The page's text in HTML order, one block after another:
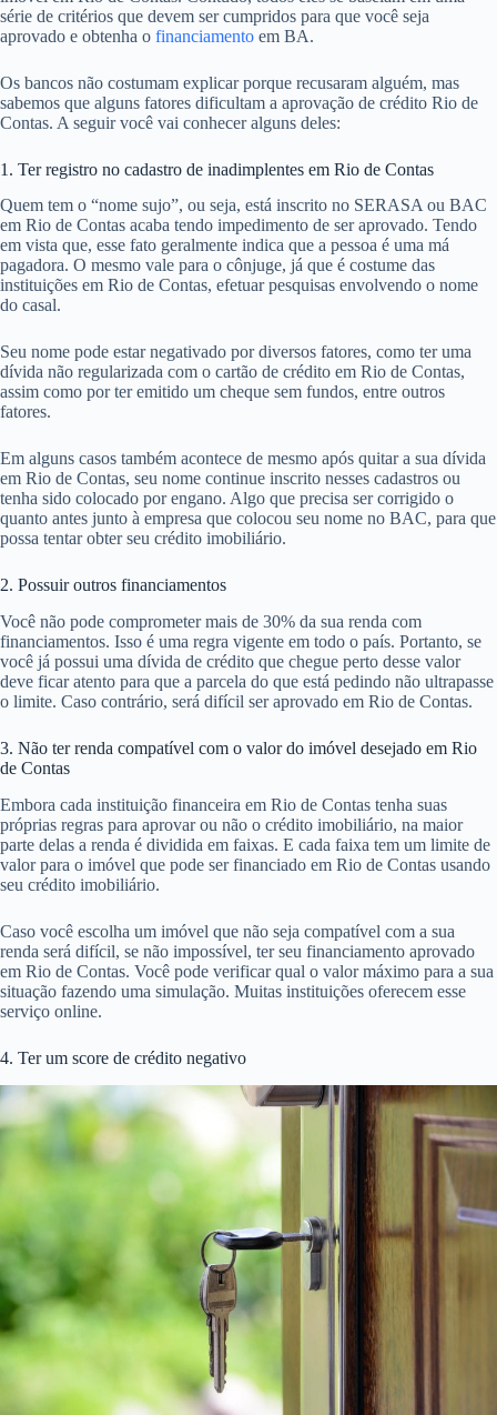
série de critérios que devem ser cumpridos para que você seja
aprovado e obtenha o financiamento em BA.
Os bancos não costumam explicar porque recusaram alguém, mas
sabemos que alguns fatores dificultam a aprovação de crédito Rio de
Contas. A seguir você vai conhecer alguns deles:
1. Ter registro no cadastro de inadimplentes em Rio de Contas
Quem tem o “nome sujo”, ou seja, está inscrito no SERASA ou BAC
em Rio de Contas acaba tendo impedimento de ser aprovado. Tendo
em vista que, esse fato geralmente indica que a pessoa é uma má
pagadora. O mesmo vale para o cônjuge, já que é costume das
instituições em Rio de Contas, efetuar pesquisas envolvendo o nome
do casal.
Seu nome pode estar negativado por diversos fatores, como ter uma
dívida não regularizada com o cartão de crédito em Rio de Contas,
assim como por ter emitido um cheque sem fundos, entre outros
fatores.
Em alguns casos também acontece de mesmo após quitar a sua dívida
em Rio de Contas, seu nome continue inscrito nesses cadastros ou
tenha sido colocado por engano. Algo que precisa ser corrigido o
quanto antes junto à empresa que colocou seu nome no BAC, para que
possa tentar obter seu crédito imobiliário.
2. Possuir outros financiamentos
Você não pode comprometer mais de 30% da sua renda com
financiamentos. Isso é uma regra vigente em todo o país. Portanto, se
você já possui uma dívida de crédito que chegue perto desse valor
deve ficar atento para que a parcela do que está pedindo não ultrapasse
o limite. Caso contrário, será difícil ser aprovado em Rio de Contas.
3. Não ter renda compatível com o valor do imóvel desejado em Rio
de Contas
Embora cada instituição financeira em Rio de Contas tenha suas
próprias regras para aprovar ou não o crédito imobiliário, na maior
parte delas a renda é dividida em faixas. E cada faixa tem um limite de
valor para o imóvel que pode ser financiado em Rio de Contas usando
seu crédito imobiliário.
Caso você escolha um imóvel que não seja compatível com a sua
renda será difícil, se não impossível, ter seu financiamento aprovado
em Rio de Contas. Você pode verificar qual o valor máximo para a sua
situação fazendo uma simulação. Muitas instituições oferecem esse
serviço online.
4. Ter um score de crédito negativo